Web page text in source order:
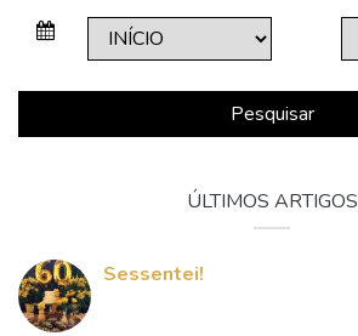
Pesquisar
ÚLTIMOS ARTIGOS
Sessentei!